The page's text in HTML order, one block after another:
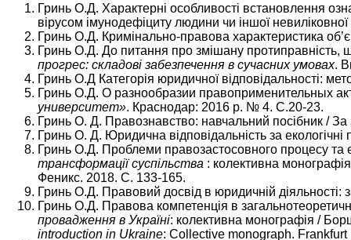
Гринь О.Д. Характерні особливості встановлення
вірусом імунодефіциту людини чи іншої
Гринь О.Д. Кримінально-правова характеристика
Гринь О.Д. До питання про змішану протиправність,
прогрес: складові забезпечення в сучасних умовах.
Гринь О.Д Категорія юридичної відповідальності:
Гринь О.Д. О разнообразии правоприменительных
университет». Краснодар: 2016 р. № 4. С.20-23.
Гринь О. Д. Правознавство: навчальний посібник /
Гринь О. Д. Юридична відповідальність за
Гринь О.Д. Проблеми правозастосовного процесу та
трансформації суспільства : колективна
Феникс. 2018. С. 133-165.
Гринь О.Д. Правовий досвід в юридичній
Гринь О.Д. Правова компетенція в
провадження в Україні: колективна монографія /
introduction in Ukraine: Collective monograph.